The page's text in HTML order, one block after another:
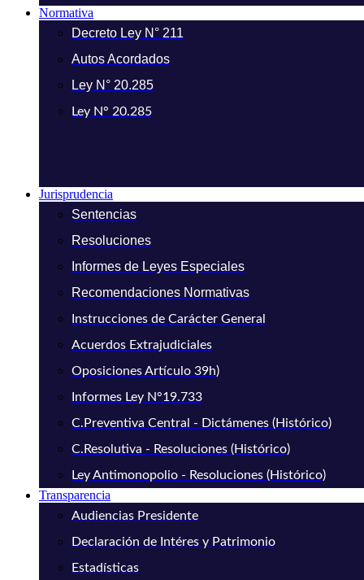
Normativa
Decreto Ley N° 211
Autos Acordados
Ley N° 20.285
Ley N° 20.285
Jurisprudencia
Sentencias
Resoluciones
Informes de Leyes Especiales
Recomendaciones Normativas
Instrucciones de Carácter General
Acuerdos Extrajudiciales
Oposiciones Artículo 39h)
Informes Ley N°19.733
C.Preventiva Central - Dictámenes (Histórico)
C.Resolutiva - Resoluciones (Histórico)
Ley Antimonopolio - Resoluciones (Histórico)
Transparencia
Audiencias Presidente
Declaración de Intéres y Patrimonio
Estadísticas